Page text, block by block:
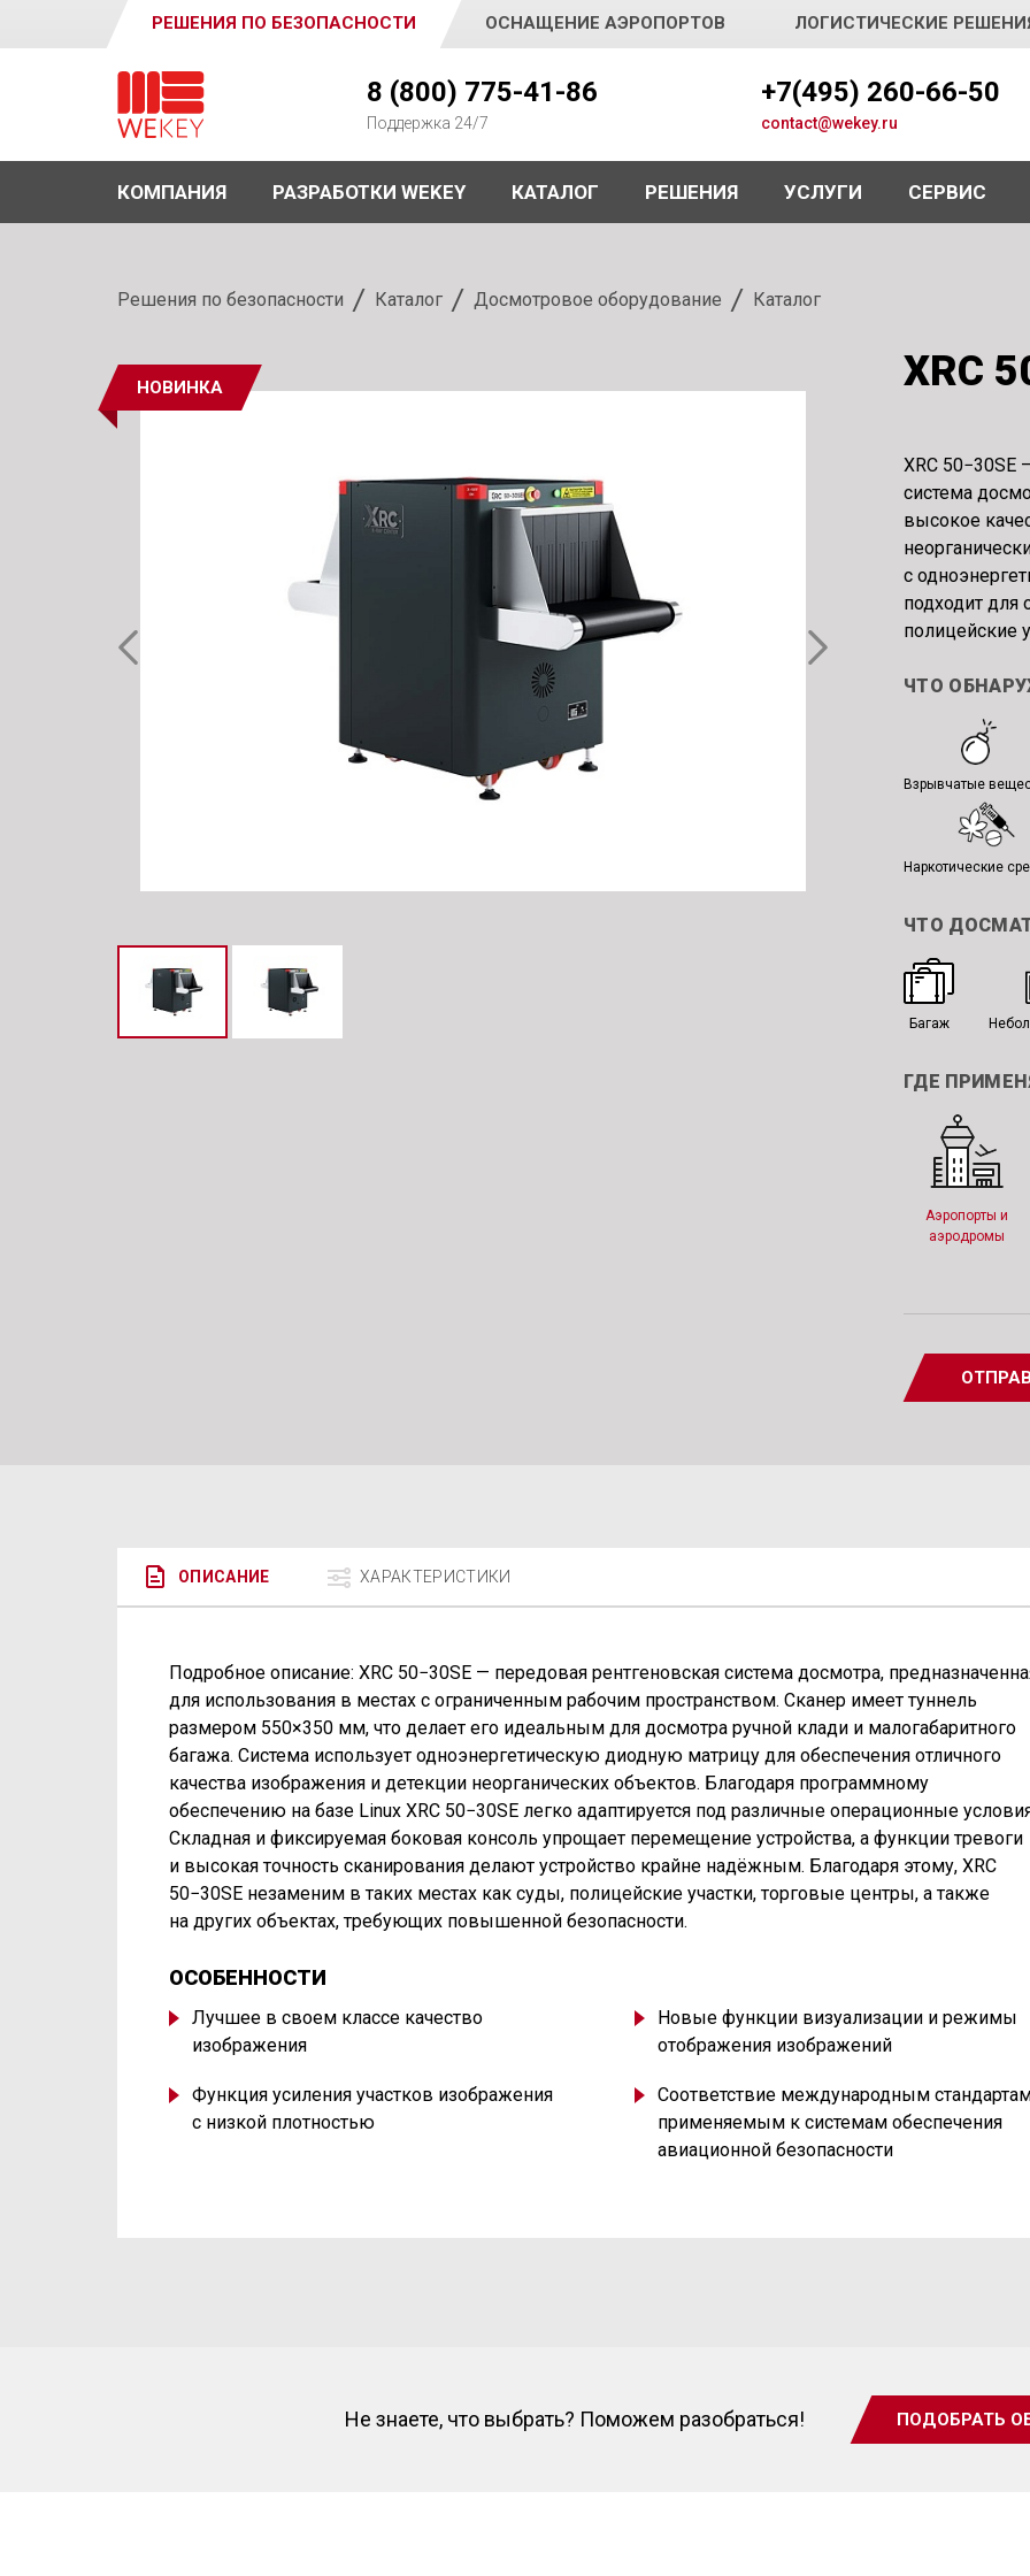
РЕШЕНИЯ ПО БЕЗОПАСНОСТИ ОСНАЩЕНИЕ АЭРОПОРТОВ ЛОГИСТИЧЕСКИЕ
WEKEY
8 (800) 775-41-86
Поддержка 24/7
+7(495) 260-66-50
contact@wekey.ru
КОМПАНИЯ РАЗРАБОТКИ WEKEY КАТАЛОГ РЕШЕНИЯ УСЛУГИ СЕРВИС
Решения по безопасности Каталог Досмотровое оборудование Каталог
НОВИНКА XRC
XRC 50−30SE
система
высокое
с
подходит для
полицейские
ЧТО
Взрывчатые
Наркотические
ЧТО
Багаж
ГДЕ
Аэропорты и
аэродромы
ОПИСАНИЕ ХАРАКТЕРИСТИКИ
Подробное описание: XRC 50−30SE — передовая рентгеновская система досмотра,
для использования в местах с ограниченным рабочим пространством. Сканер имеет туннель
размером 550×350 мм, что делает его идеальным для досмотра ручной клади и малогабаритного
багажа. Система использует одноэнергетическую диодную матрицу для обеспечения отличного
качества изображения и детекции неорганических объектов. Благодаря программному
обеспечению на базе Linux XRC 50−30SE легко адаптируется под различные операционные
Складная и фиксируемая боковая консоль упрощает перемещение устройства, а функции тревоги
и высокая точность сканирования делают устройство крайне надёжным. Благодаря этому, XRC
50−30SE незаменим в таких местах как суды, полицейские участки, торговые центры, а также
на других объектах, требующих повышенной безопасности.
ОСОБЕННОСТИ
Лучшее в своем классе качество
изображения
Функция усиления участков изображения
с низкой плотностью
Новые функции визуализации и режимы
отображения изображений
Соответствие международным
применяемым к системам обеспечения
авиационной безопасности
Не знаете, что выбрать? Поможем разобраться! ПОДОБРАТЬ